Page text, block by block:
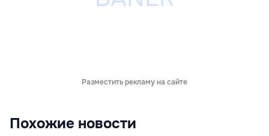
Разместить рекламу на сайте
Похожие новости